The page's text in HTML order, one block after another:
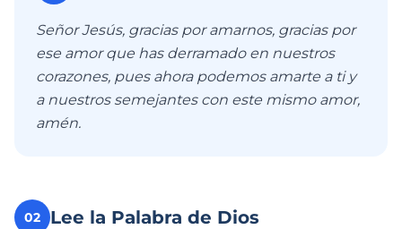
Señor Jesús, gracias por amarnos, gracias por
ese amor que has derramado en nuestros
corazones, pues ahora podemos amarte a ti y
a nuestros semejantes con este mismo amor,
amén.
02 Lee la Palabra de Dios